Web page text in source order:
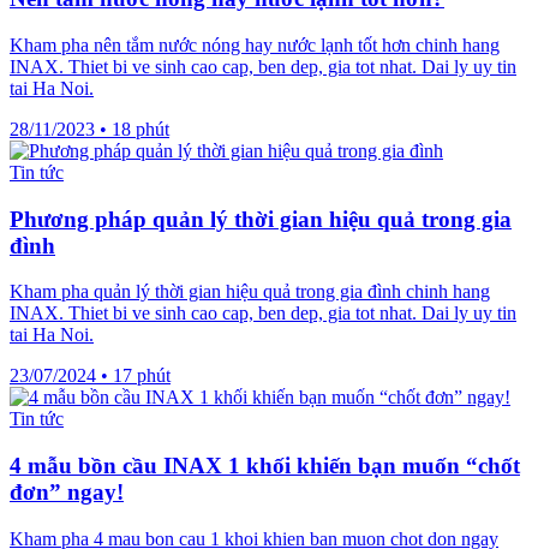
Kham pha nên tắm nước nóng hay nước lạnh tốt hơn chinh hang
INAX. Thiet bi ve sinh cao cap, ben dep, gia tot nhat. Dai ly uy tin
tai Ha Noi.
28/11/2023 • 18 phút
Tin tức
Phương pháp quản lý thời gian hiệu quả trong gia
đình
Kham pha quản lý thời gian hiệu quả trong gia đình chinh hang
INAX. Thiet bi ve sinh cao cap, ben dep, gia tot nhat. Dai ly uy tin
tai Ha Noi.
23/07/2024 • 17 phút
Tin tức
4 mẫu bồn cầu INAX 1 khối khiến bạn muốn “chốt
đơn” ngay!
Kham pha 4 mau bon cau 1 khoi khien ban muon chot don ngay